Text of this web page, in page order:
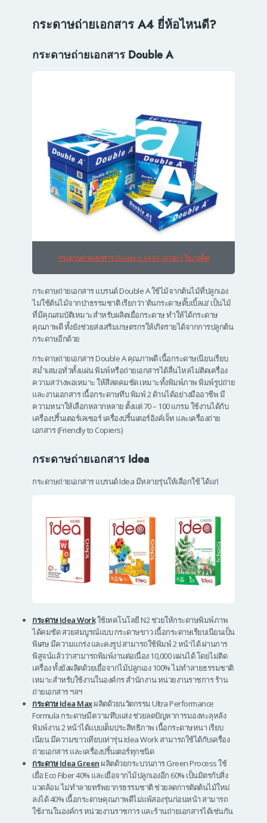
กระดาษถ่ายเอกสาร A4 ยี่ห้อไหนดี?
กระดาษถ่ายเอกสาร Double A
กระดาษถ่ายเอกสาร Double A A4 80 แกรม 5 รีม/แพ็ค
กระดาษถ่ายเอกสาร แบรนด์ Double A ใช้ไม้จากต้นไม้ที่ปลูกเอง
ไม่ใช้ต้นไม้จากป่าธรรมชาติ เรียกว่า ‘ต้นกระดาษดั๊บเบิ้ลเอ’ เป็นไม้
ที่มีคุณสมบัติเหมาะสำหรับผลิตเยื่อกระดาษ ทำให้ได้กระดาษ
คุณภาพดี ทั้งยังช่วยส่งเสริมเกษตรกรให้เกิดรายได้จากการปลูกต้น
กระดาษอีกด้วย
กระดาษถ่ายเอกสาร Double A คุณภาพดี เนื้อกระดาษเนียนเรียบ
สม่ำเสมอทั่วทั้งแผ่น พิมพ์หรือถ่ายเอกสารได้ลื่นไหลไม่ติดเครื่อง
ความสว่างพอเหมาะ ให้สีสดคมชัด เหมาะทั้งพิมพ์ภาพ พิมพ์รูปถ่าย
และงานเอกสาร เนื้อกระดาษทึบ พิมพ์ 2 ด้านได้อย่างมืออาชีพ มี
ความหนาให้เลือกหลากหลาย ตั้งแต่ 70 – 100 แกรม ใช้งานได้กับ
เครื่องปริ้นเตอร์เลเซอร์ เครื่องปริ้นเตอร์อิงค์เจ็ท และเครื่องถ่าย
เอกสาร (Friendly to Copiers)
กระดาษถ่ายเอกสาร Idea
กระดาษถ่ายเอกสาร แบรนด์ Idea มีหลายรุ่นให้เลือกใช้ ได้แก่
กระดาษ Idea Workใช้เทคโนโลยี N2 ช่วยให้กระดาษพิมพ์ภาพ
ได้คมชัด สวยสมบูรณ์แบบ กระดาษขาว เนื้อกระดาษเรียบเนียนเป็น
พิเศษ มีความแกร่ง และคงรูป สามารถใช้พิมพ์ 2 หน้าได้ ผ่านการ
พิสูจน์แล้วว่าสามารถพิมพ์งานต่อเนื่อง 10,000 แผ่นได้ โดยไม่ติด
เครื่อง ทั้งยังผลิตด้วยเยื่อจากไม้ปลูกเอง 100% ไม่ทำลายธรรมชาติ
เหมาะสำหรับใช้งานในองค์กร สำนักงาน หน่วยงานราชการ ร้าน
ถ่ายเอกสาร ฯลฯ
กระดาษ Idea Maxผลิตด้วยนวัตกรรม Ultra Performance
Formula กระดาษมีความทึบแสง ช่วยลดปัญหาการมองทะลุหลัง
พิมพ์งาน 2 หน้าได้แบบเต็มประสิทธิภาพ เนื้อกระดาษหนา เรียบ
เนียน มีความขาวเทียบเท่ารุ่น Idea Work สามารถใช้ได้กับเครื่อง
ถ่ายเอกสาร และเครื่องปริ้นเตอร์ทุกชนิด
กระดาษ Idea Greenผลิตด้วยกระบวนการ Green Process ใช้
เยื่อ Eco Fiber 40% และเยื่อจากไม้ปลูกเองอีก 60% เป็นมิตรกับสิ่ง
แวดล้อม ไม่ทำลายทรัพยากรธรรมชาติ ช่วยลดการตัดต้นไม้ใหม่
ลงได้ 40% เนื้อกระดาษคุณภาพดีไม่แพ้สองรุ่นก่อนหน้า สามารถ
ใช้งานในองค์กร หน่วยงานราชการ และร้านถ่ายเอกสารได้เช่นกัน